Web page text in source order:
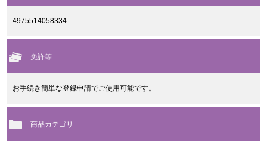
4975514058334
免許等
お手続き簡単な登録申請でご使用可能です。
商品カテゴリ